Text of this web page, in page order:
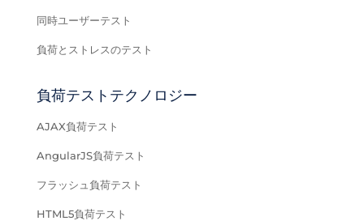
同時ユーザーテスト
負荷とストレスのテスト
負荷テストテクノロジー
AJAX負荷テスト
AngularJS負荷テスト
フラッシュ負荷テスト
HTML5負荷テスト